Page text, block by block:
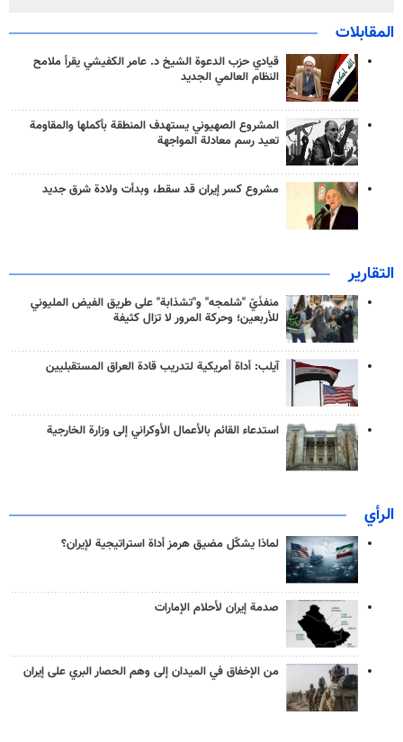
المقابلات
قيادي حزب الدعوة الشيخ د. عامر الكفيشي يقرأ ملامح
النظام العالمي الجديد
المشروع الصهيوني يستهدف المنطقة بأكملها والمقاومة
تعيد رسم معادلة المواجهة
مشروع كسر إيران قد سقط، وبدأت ولادة شرق جديد
التقارير
منفذَيّ "شلمجه" و"تشذابة" على طريق الفيض المليوني
للأربعين؛ وحركة المرور لا تزال كثيفة
آيلب: أداة أمريكية لتدريب قادة العراق المستقبليين
استدعاء القائم بالأعمال الأوكراني إلى وزارة الخارجية
الرأي
لماذا يشكّل مضيق هرمز أداة استراتيجية لإيران؟
صدمة إيران لأحلام الإمارات
من الإخفاق في الميدان إلى وهم الحصار البري على إيران